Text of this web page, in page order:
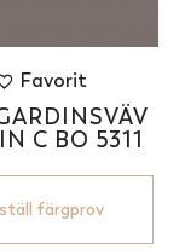
Favorit
C BO 5311
färgprov